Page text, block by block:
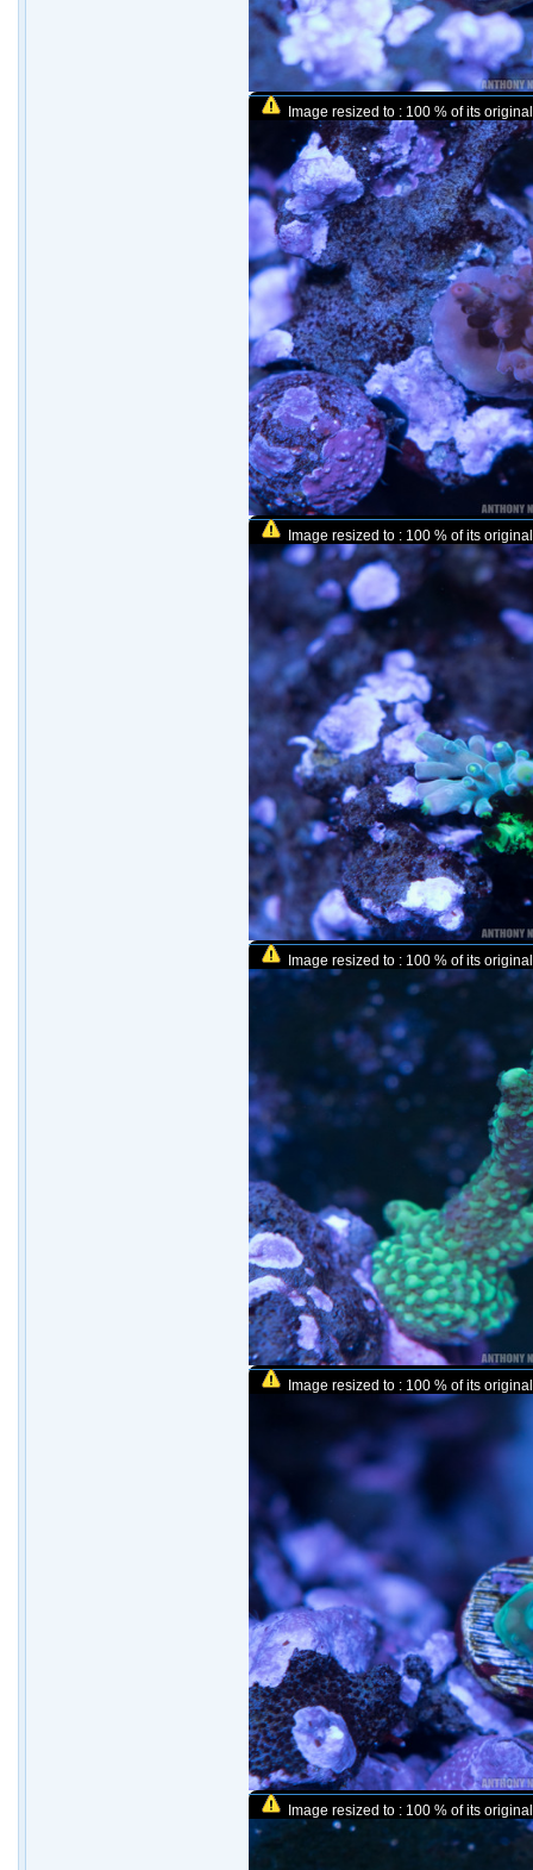
Image resized to : 100 % of its
Image resized to : 100 % of its
Image resized to : 100 % of its
Image resized to : 100 % of its
Image resized to : 100 % of its